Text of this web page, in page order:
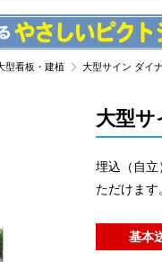
型看板・建植 大型サイン ダイ
大型
埋込（自立
ただけま
基本